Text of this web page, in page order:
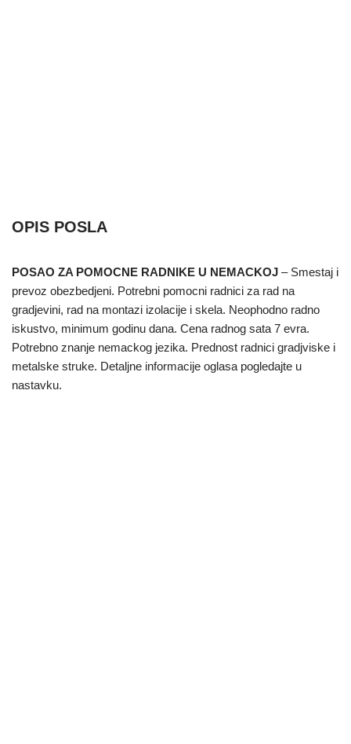
OPIS POSLA
POSAO ZA POMOCNE RADNIKE U NEMACKOJ – Smestaj i
prevoz obezbedjeni. Potrebni pomocni radnici za rad na
gradjevini, rad na montazi izolacije i skela. Neophodno radno
iskustvo, minimum godinu dana. Cena radnog sata 7 evra.
Potrebno znanje nemackog jezika. Prednost radnici gradjviske i
metalske struke. Detaljne informacije oglasa pogledajte u
nastavku.